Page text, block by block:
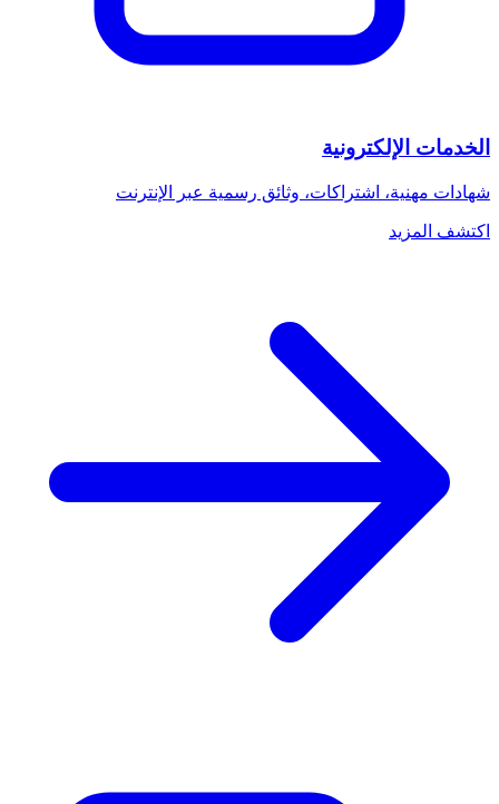
الخدمات الإلكترونية
شهادات مهنية، اشتراكات، وثائق رسمية عبر الإنترنت
اكتشف المزيد